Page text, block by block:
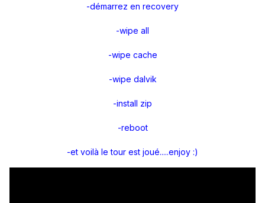
-démarrez en recovery
-wipe all
-wipe cache
-wipe dalvik
-install zip
-reboot
-et voilà le tour est joué.....enjoy :)